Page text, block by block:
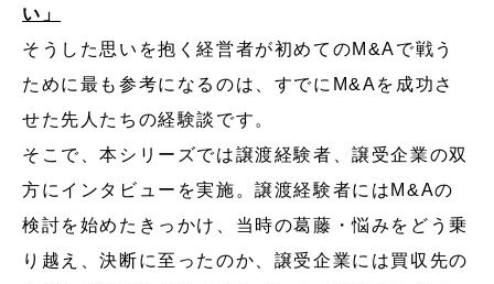
い」
そうした思いを抱く経営者が初めてのM&Aで戦う
ために最も参考になるのは、すでにM&Aを成功さ
せた先人たちの経験談です。
そこで、本シリーズでは譲渡経験者、譲受企業の双
方にインタビューを実施。譲渡経験者にはM&Aの
検討を始めたきっかけ、当時の葛藤・悩みをどう乗
り越え、決断に至ったのか、譲受企業には買収先の